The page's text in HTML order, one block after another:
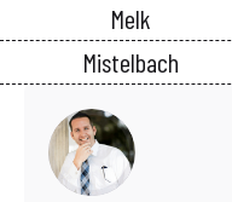
Melk
Mistelbach